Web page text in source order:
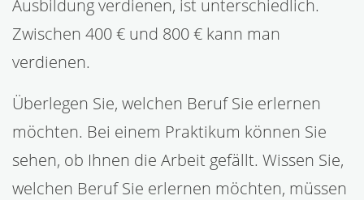
Ausbildung verdienen, ist unterschiedlich.
Zwischen 400 € und 800 € kann man
verdienen.
Überlegen Sie, welchen Beruf Sie erlernen
möchten. Bei einem Praktikum können Sie
sehen, ob Ihnen die Arbeit gefällt. Wissen Sie,
welchen Beruf Sie erlernen möchten, müssen